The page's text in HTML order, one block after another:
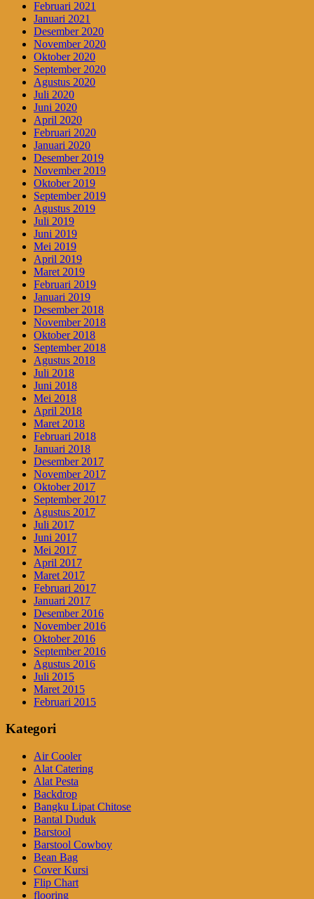
Februari 2021
Januari 2021
Desember 2020
November 2020
Oktober 2020
September 2020
Agustus 2020
Juli 2020
Juni 2020
April 2020
Februari 2020
Januari 2020
Desember 2019
November 2019
Oktober 2019
September 2019
Agustus 2019
Juli 2019
Juni 2019
Mei 2019
April 2019
Maret 2019
Februari 2019
Januari 2019
Desember 2018
November 2018
Oktober 2018
September 2018
Agustus 2018
Juli 2018
Juni 2018
Mei 2018
April 2018
Maret 2018
Februari 2018
Januari 2018
Desember 2017
November 2017
Oktober 2017
September 2017
Agustus 2017
Juli 2017
Juni 2017
Mei 2017
April 2017
Maret 2017
Februari 2017
Januari 2017
Desember 2016
November 2016
Oktober 2016
September 2016
Agustus 2016
Juli 2015
Maret 2015
Februari 2015
Kategori
Air Cooler
Alat Catering
Alat Pesta
Backdrop
Bangku Lipat Chitose
Bantal Duduk
Barstool
Barstool Cowboy
Bean Bag
Cover Kursi
Flip Chart
flooring